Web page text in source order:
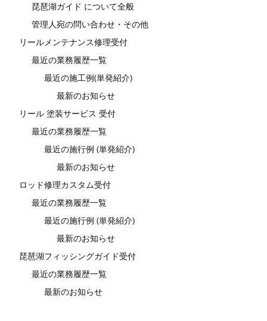
琵琶湖ガイド について全般
管理人宛の問い合わせ・その他
リールメンテナンス修理受付
最近の業務履歴一覧
最近の施工例(単発紹介)
最新のお知らせ
リール 塗装サービス 受付
最近の業務履歴一覧
最近の施行例 (単発紹介)
最新のお知らせ
ロッド修理カスタム受付
最近の業務履歴一覧
最近の施行例 (単発紹介)
最新のお知らせ
琵琶湖フィッシングガイド受付
最近の業務履歴一覧
最新のお知らせ